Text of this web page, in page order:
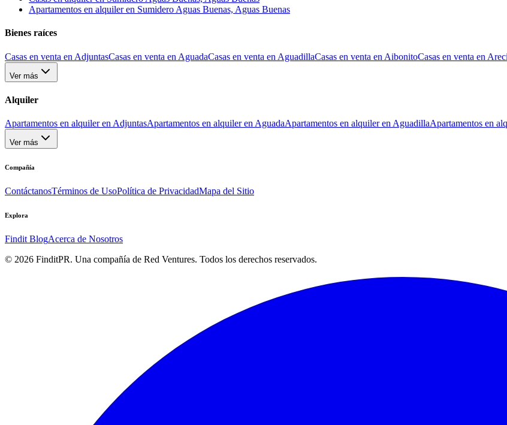
Apartamentos en alquiler en Sumidero Aguas Buenas, Aguas Buenas
Bienes raíces
Casas en venta en AdjuntasCasas en venta en AguadaCasas en venta en AguadillaCasas en venta en AibonitoCasas en venta en
Ver más
Alquiler
Apartamentos en alquiler en AdjuntasApartamentos en alquiler en AguadaApartamentos en alquiler en AguadillaApartamentos en
Ver más
Compañía
ContáctanosTérminos de UsoPolítica de PrivacidadMapa del Sitio
Explora
Findit BlogAcerca de Nosotros
© 2026 FinditPR. Una compañía de Red Ventures. Todos los derechos reservados.